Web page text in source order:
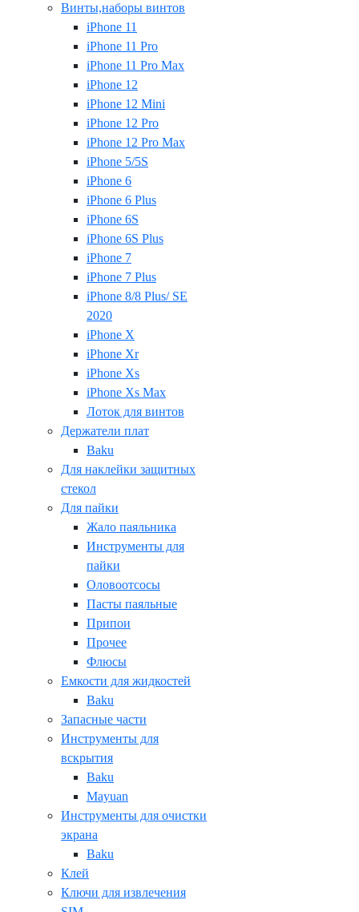
Винты,наборы винтов
iPhone 11
iPhone 11 Pro
iPhone 11 Pro Max
iPhone 12
iPhone 12 Mini
iPhone 12 Pro
iPhone 12 Pro Max
iPhone 5/5S
iPhone 6
iPhone 6 Plus
iPhone 6S
iPhone 6S Plus
iPhone 7
iPhone 7 Plus
iPhone 8/8 Plus/ SE
2020
iPhone X
iPhone Xr
iPhone Xs
iPhone Xs Max
Лоток для винтов
Держатели плат
Baku
Для наклейки защитных
стекол
Для пайки
Жало паяльника
Инструменты для
пайки
Оловоотсосы
Пасты паяльные
Припои
Прочее
Флюсы
Емкости для жидкостей
Baku
Запасные части
Инструменты для
вскрытия
Baku
Mayuan
Инструменты для очистки
экрана
Baku
Клей
Ключи для извлечения